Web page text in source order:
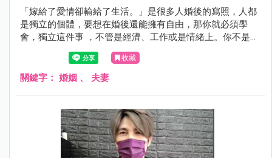
「嫁給了愛情卻輸給了生活。」是很多人婚後的寫照，人都
是獨立的個體，要想在婚後還能擁有自由，那你就必須學
會，獨立這件事 ，不管是經濟、工作或是情緒上。你不是誰
的附屬品，不要活在你的人生好像只有老公能帶給自己快樂
這件事情上，這樣你會活得很辛苦。
收藏
關鍵字： 婚姻 、 夫妻